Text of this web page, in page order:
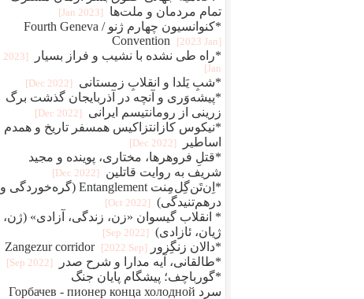
تمام مردمان و ملت‌ها
[2023 Jan]
*کنوانسیون چهارم ژنو / Fourth Geneva
Convention
[2023 Jan]
*راه طی نشده با نشیب و فراز بسیار
[2023
Jan]
*شبِ یَلدا و انقلابِ زمستانی [2022 Dec]
*پیشه‌وَری و آنچه در آذربایجان گذشت برگ
زرینی از رومانتیسم ایرانی
[2022 Dec]
*نیکوس کازانتزاکیس همسفر تاریخ و همدم
اساطیر
[2022 Dec]
*قتلِ فروهرها، مختاری، پوینده و مجید
شریف به روایت قاتلین
[2022 Dec]
*اِن‌تَن‌گِل‌مِنت Entanglement (گره‌خوردگی و
درهم‌تنیدگی)
[2022 Oct]
* انقلاب گیسوان «زن، زندگی، آزادی» (ژن،
ژیان، ئازادی)
[2022 Sep]
*دالان زنگِزور Zangezur corridor [2022 Sep]
*طالقانی، آیه مدارا و شرح صدر [2022 Sep]
*گورباچف؛ پیشگام پایان جنگ
سرد Горбачев - пионер конца холодной